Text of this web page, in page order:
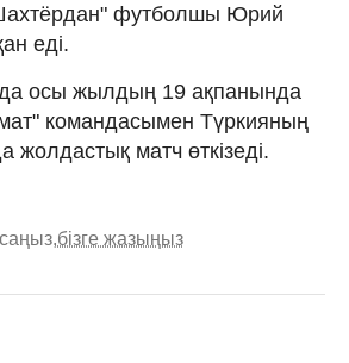
футболшы Юрий
еді.
осы жылдың 19 ақпанында
командасымен Түркияның
жолдастық матч өткізеді.
бізге жазыңыз